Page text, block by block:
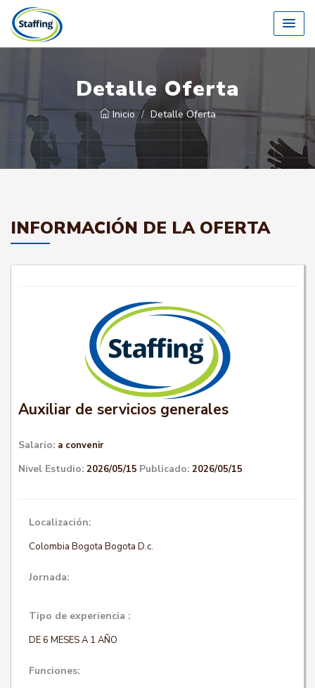
Detalle Oferta
Inicio Detalle Oferta
INFORMACIÓN DE LA OFERTA
Auxiliar de servicios generales
Salario: a convenir
Nivel Estudio: 2026/05/15 Publicado: 2026/05/15
Localización:
Colombia Bogota Bogota D.c.
Jornada:
Tipo de experiencia :
DE 6 MESES A 1 AÑO
Funciones: